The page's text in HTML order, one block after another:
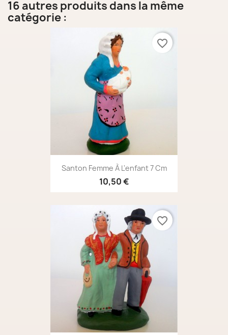
16 autres produits dans la même
catégorie :
Santon Femme À L'enfant 7 Cm
10,50 €
favorite_border
favorite_border